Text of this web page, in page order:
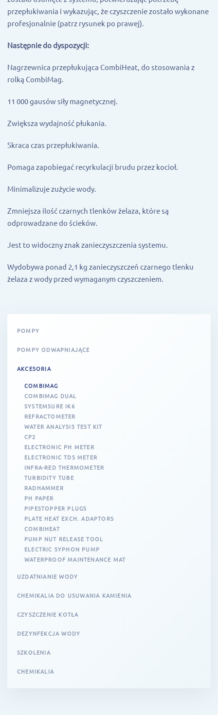
przepłukiwania i wykazując, że czyszczenie zostało wykonane
profesjonalnie (patrz rysunek po prawej).
Następnie do dyspozycji:
Nagrzewnica przepłukująca CombiHeat, do stosowania z
rolką CombiMag.
11 000 gausów siły magnetycznej.
Zwiększa wydajność płukania.
Skraca czas przepłukiwania.
Pomaga zapobiegać recyrkulacji brudu przez kocioł.
Minimalizuje zużycie wody.
Zmniejsza ilość czarnych tlenków żelaza, które są
odprowadzane do ścieków.
Jest to widoczny znak zanieczyszczenia systemu.
Wydobywa ponad 2,1 kg zanieczyszczeń czarnego tlenku
żelaza z wody przed wymaganym czyszczeniem.
POMPY
POMPY ODWAPNIAJĄCE
AKCESORIA
COMBIMAG
COMBIMAG DUAL
SYSTEMSURE IK6
REFRACTOMETER
WATER ANALYSIS TEST KIT
CP2
ELECTRONIC PH METER
ELECTRONIC TDS METER
INFRA-RED THERMOMETER
TURBIDITY TUBE
RADHAMMER
PH PAPER
PIPESTOPPER PLUGS
PLATE HEAT EXCH. ADAPTORS
COMBIHEAT
PUMP NUT RELEASE TOOL
ELECTRIC SYPHON PUMP
WATERPROOF MAINTENANCE MAT
UZDATNIANIE WODY
CHEMIKALIA DO USUWANIA KAMIENIA
CZYSZCZENIE KOTŁA
DEZYNFEKCJA WODY
SZKOLENIA
CHEMIKALIA